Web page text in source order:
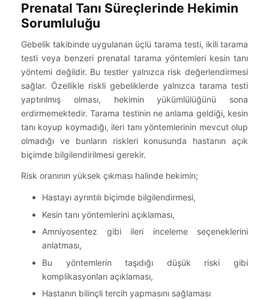
Prenatal Tanı Süreçlerinde Hekimin
Sorumluluğu
Gebelik takibinde uygulanan üçlü tarama testi, ikili tarama
testi veya benzeri prenatal tarama yöntemleri kesin tanı
yöntemi değildir. Bu testler yalnızca risk değerlendirmesi
sağlar. Özellikle riskli gebeliklerde yalnızca tarama testi
yaptırılmış olması, hekimin yükümlülüğünü sona
erdirmemektedir. Tarama testinin ne anlama geldiği, kesin
tanı koyup koymadığı, ileri tanı yöntemlerinin mevcut olup
olmadığı ve bunların riskleri konusunda hastanın açık
biçimde bilgilendirilmesi gerekir.
Risk oranının yüksek çıkması halinde hekimin;
Hastayı ayrıntılı biçimde bilgilendirmesi,
Kesin tanı yöntemlerini açıklaması,
Amniyosentez gibi ileri inceleme seçeneklerini
anlatması,
Bu yöntemlerin taşıdığı düşük riski gibi
komplikasyonları açıklaması,
Hastanın bilinçli tercih yapmasını sağlaması